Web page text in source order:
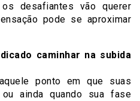
desafiantes vão querer
pode se aproximar
caminhar na subida
ponto em que suas
ou ainda quando sua fase